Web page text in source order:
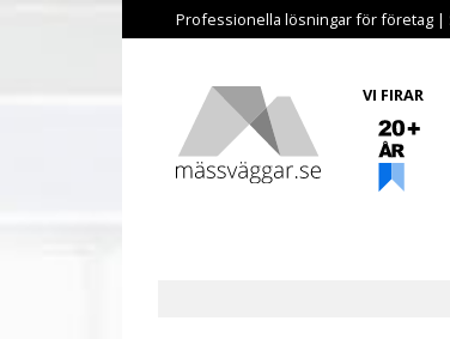
Professionella lösningar för företag |
VI FIRAR